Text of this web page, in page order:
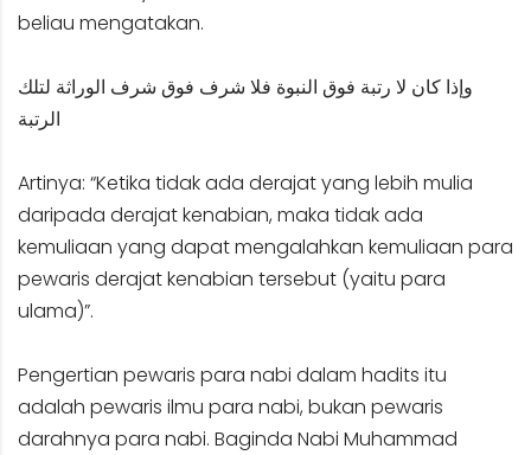
beliau mengatakan.
وإذا كان لا رتبة فوق النبوة فلا شرف فوق شرف الوراثة لتلك
الرتبة
Artinya: “Ketika tidak ada derajat yang lebih mulia
daripada derajat kenabian, maka tidak ada
kemuliaan yang dapat mengalahkan kemuliaan para
pewaris derajat kenabian tersebut (yaitu para
ulama)”.
Pengertian pewaris para nabi dalam hadits itu
adalah pewaris ilmu para nabi, bukan pewaris
darahnya para nabi. Baginda Nabi Muhammad